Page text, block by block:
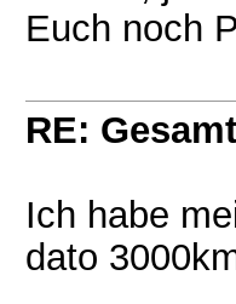
Euch noch
RE:
Ich habe
dato